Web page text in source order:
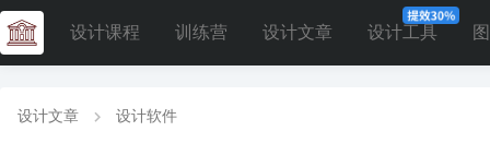
设计课程 训练营 设计文章 设计工具
设计文章 设计软件